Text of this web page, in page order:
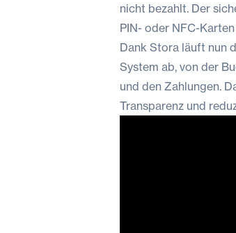
nicht bezahlt. Der
PIN- oder NFC-
Dank Stora läuft nun
System ab, von der
und den Zahlungen.
Transparenz und